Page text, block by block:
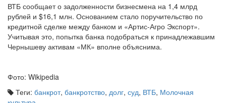
ВТБ сообщает о задолженности бизнесмена на 1,4 млрд
рублей и $16,1 млн. Основанием стало поручительство по
кредитной сделке между банком и «Артис-Агро Экспорт».
Учитывая это, попытка банка подобраться к принадлежавшим
Чернышеву активам «МК» вполне объяснима.
Фото: Wikipedia
Теги: банкрот, банкротство, долг, суд, ВТБ, Молочная